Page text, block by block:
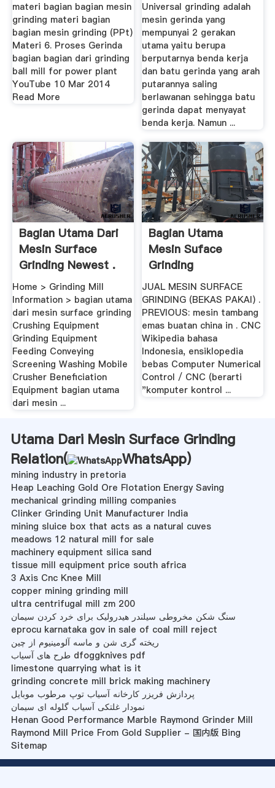
materi bagian bagian mesin
grinding materi bagian
bagian mesin grinding (PPt)
Materi 6. Proses Gerinda
bagian bagian dari grinding
ball mill for power plant
YouTube 10 Mar 2014
Read More
Universal grinding adalah
mesin gerinda yang
mempunyai 2 gerakan
utama yaitu berupa
berputarnya benda kerja
dan batu gerinda yang arah
putarannya saling
berlawanan sehingga batu
gerinda dapat menyayat
benda kerja. Namun ...
Bagian Utama Dari
Mesin Surface
Grinding Newest .
Home > Grinding Mill
Information > bagian utama
dari mesin surface grinding
Crushing Equipment
Grinding Equipment
Feeding Conveying
Screening Washing Mobile
Crusher Beneficiation
Equipment bagian utama
dari mesin ...
Bagian Utama
Mesin Suface
Grinding
JUAL MESIN SURFACE
GRINDING (BEKAS PAKAI) .
PREVIOUS: mesin tambang
emas buatan china in . CNC
Wikipedia bahasa
Indonesia, ensiklopedia
bebas Computer Numerical
Control / CNC (berarti
"komputer kontrol ...
Utama Dari Mesin Surface Grinding
Relation(
WhatsApp)
mining industry in pretoria
Heap Leaching Gold Ore Flotation Energy Saving
mechanical grinding milling companies
Clinker Grinding Unit Manufacturer India
mining sluice box that acts as a natural cuves
meadows 12 natural mill for sale
machinery equipment silica sand
tissue mill equipment price south africa
3 Axis Cnc Knee Mill
copper mining grinding mill
ultra centrifugal mill zm 200
سنگ شکن مخروطی سیلندر هیدرولیک برای خرد کردن سیمان
eprocu karnataka gov in sale of coal mill reject
ریخته گری شن و ماسه آلومینیوم از چین
طرح های آسیاب dfoggknives pdf
limestone quarrying what is it
grinding concrete mill brick making machinery
پردازش فریزر کارخانه آسیاب توپ مرطوب موبایل
نمودار غلتکی آسیاب گلوله ای سیمان
Henan Good Performance Marble Raymond Grinder Mill
Raymond Mill Price From Gold Supplier - 国内版 Bing
Sitemap